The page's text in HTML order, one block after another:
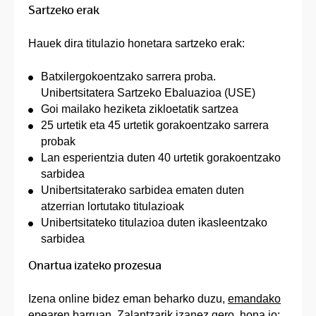
Sartzeko erak
Hauek dira titulazio honetara sartzeko erak:
Batxilergokoentzako sarrera proba.
Unibertsitatera Sartzeko Ebaluazioa (USE)
Goi mailako heziketa zikloetatik sartzea
25 urtetik eta 45 urtetik gorakoentzako sarrera
probak
Lan esperientzia duten 40 urtetik gorakoentzako
sarbidea
Unibertsitaterako sarbidea ematen duten
atzerrian lortutako titulazioak
Unibertsitateko titulazioa duten ikasleentzako
sarbidea
Onartua izateko prozesua
Izena online bidez eman beharko duzu, emandako